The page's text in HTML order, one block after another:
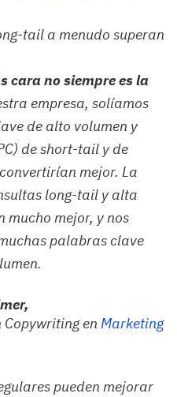
tail a menudo superan
cara no siempre es la
empresa, solíamos
de alto volumen y
deshort-tail y de
mejor. La
long-tail y alta
mejor, y nos
palabras clave
en Marketing
pueden mejorar